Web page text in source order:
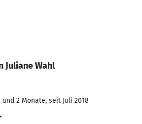
Juliane Wahl
und 2 Monate, seit Juli 2018